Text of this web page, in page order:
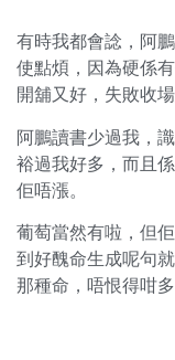
有時我都會諗，阿
使點煩，因為硬係
開舖又好，失敗收
阿鵬讀書少過我，
裕過我好多，而且
佢唔漲。
葡萄當然有啦，但
到好醜命生成呢句
那種命，唔恨得咁